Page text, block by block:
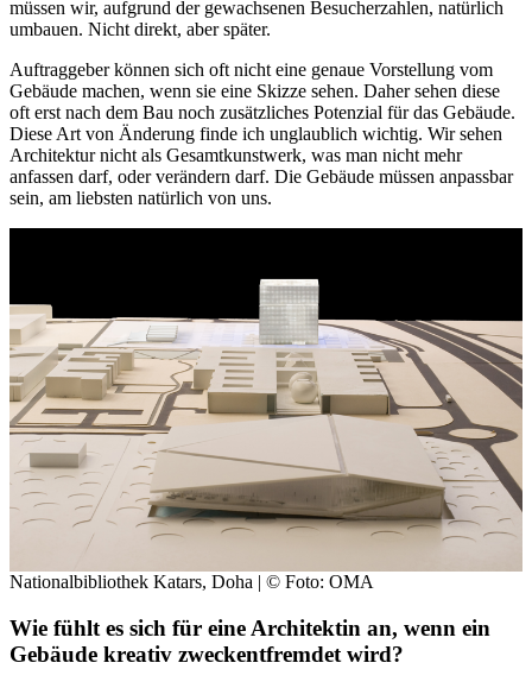
müssen wir, aufgrund der gewachsenen Besucherzahlen, natürlich
umbauen. Nicht direkt, aber später.
Auftraggeber können sich oft nicht eine genaue Vorstellung vom
Gebäude machen, wenn sie eine Skizze sehen. Daher sehen diese
oft erst nach dem Bau noch zusätz­liches Potenzial für das Gebäude.
Diese Art von Änderung finde ich unglaublich wichtig. Wir sehen
Architektur nicht als Gesamtkunst­werk, was man nicht mehr
anfassen darf, oder verändern darf. Die Gebäude müssen anpassbar
sein, am liebsten natürlich von uns.
Nationalbibliothek Katars, Doha | © Foto: OMA
Wie fühlt es sich für eine Ar­chitektin an, wenn ein
Gebäude kreativ zweckentfremdet wird?